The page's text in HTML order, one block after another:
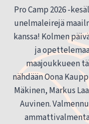
Pro Camp 2026 -
unelmaleirejä
kanssa! Kolmen
ja
maajoukkueen
nähdään Oona
Mäkinen, Markus
Auvinen.